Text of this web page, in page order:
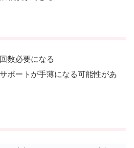
数必要になる
ポートが手薄になる可能性があ